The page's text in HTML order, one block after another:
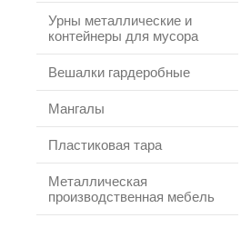
Урны металлические и
контейнеры для мусора
Вешалки гардеробные
Мангалы
Пластиковая тара
Металлическая
производственная мебель